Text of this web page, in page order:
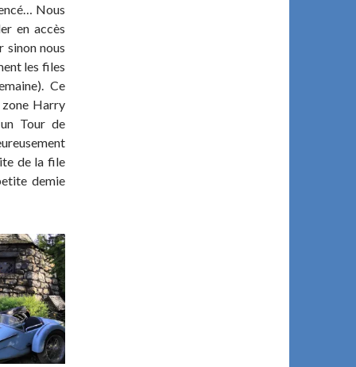
Nous
en accès
sinon nous
les files
Ce
zone Harry
Tour de
de la file
demie